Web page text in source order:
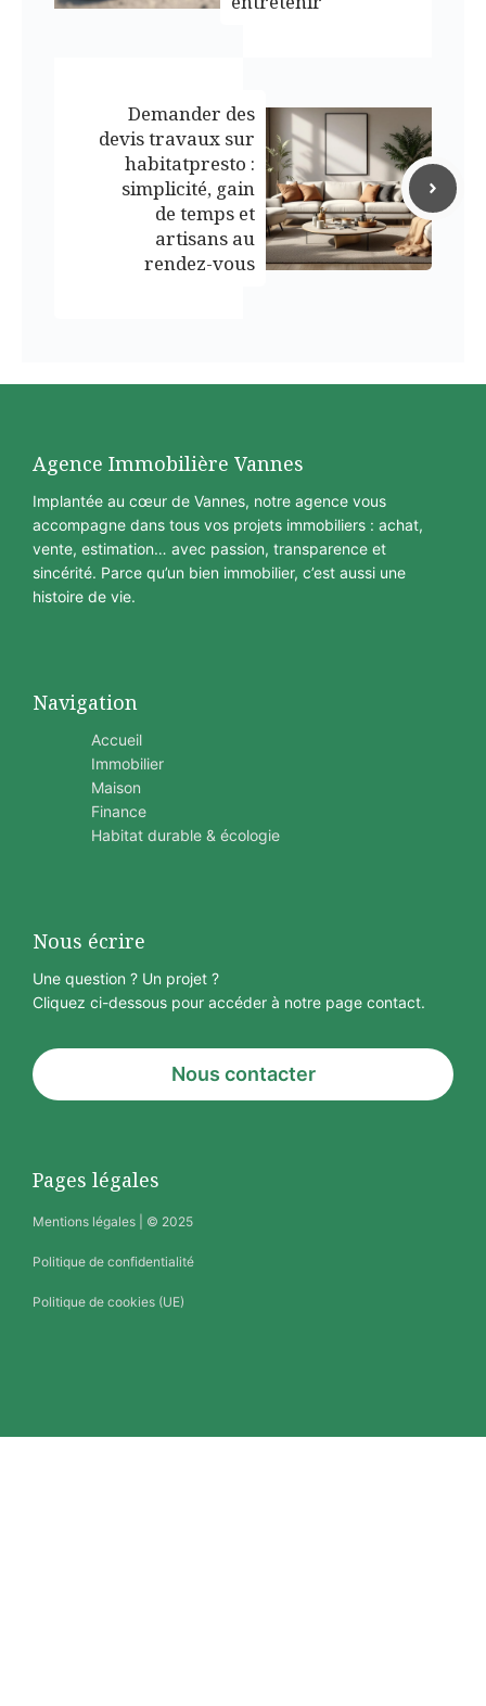
Demander des
devis travaux sur
habitatpresto :
simplicité, gain
de temps et
artisans au
rendez-vous
Agence Immobilière Vannes
Implantée au cœur de Vannes, notre agence vous
accompagne dans tous vos projets immobiliers : achat,
vente, estimation… avec passion, transparence et
sincérité. Parce qu’un bien immobilier, c’est aussi une
histoire de vie.
Navigation
Accueil
Immobilier
Maison
Finance
Habitat durable & écologie
Nous écrire
Une question ? Un projet ?
Cliquez ci-dessous pour accéder à notre page contact.
Nous contacter
Pages légales
Mentions légales | © 2025
Politique de confidentialité
Politique de cookies (UE)